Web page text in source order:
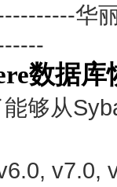
华
数据
够从
v7.0,